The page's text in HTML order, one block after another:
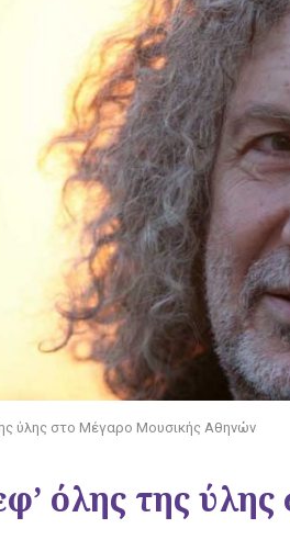
ύλης στο Μέγαρο Μουσικής Αθηνών
όλης της